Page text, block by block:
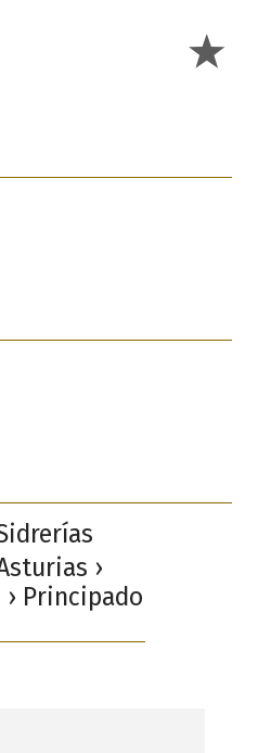
›
Principado